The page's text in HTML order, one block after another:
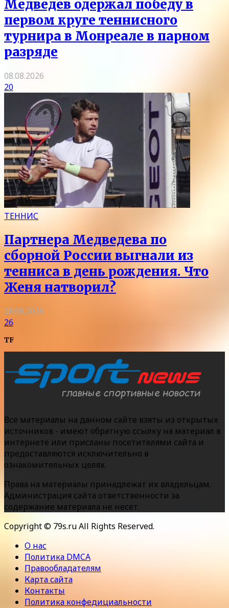
Медведев одержал победу в
первом круге теннисного
турнира в Монреале в парном
разряде
08.08.2026
20
ТЕННИС
Партнера Медведева по
сборной России выгнали из
тенниса в день рождения. Что
Женя натворил?
08.08.2026
26
TF
Все материалы на данном сайте взяты из открытых
источников - имеют обратную ссылку на материал в
интернете или присланы посетителями сайта и
предоставляются исключительно в
ознакомительных целях.
Права на материалы принадлежат их владельцам.
Администрация сайта ответственности за
содержание материала не несет.
Copyright © 79s.ru All Rights Reserved.
О нас
Политика DMCA
Правообладателям
Карта сайта
Контакты
Политика конфедициальности